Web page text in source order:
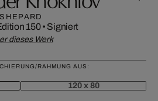
SHEPARD
150• Signiert
dieses Werk
RAHMUNG AUS:
120 x 80